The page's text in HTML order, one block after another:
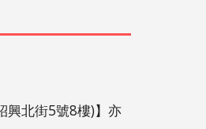
興北街5號8樓)】亦